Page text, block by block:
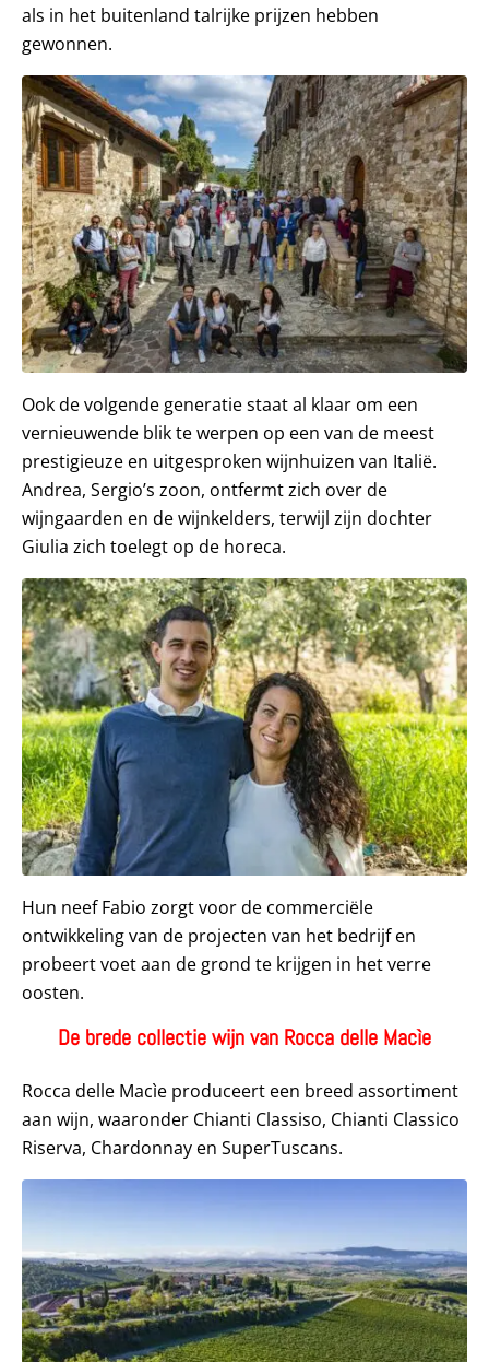
als in het buitenland talrijke prijzen hebben
gewonnen.
Ook de volgende generatie staat al klaar om een
vernieuwende blik te werpen op een van de meest
prestigieuze en uitgesproken wijnhuizen van Italië.
Andrea, Sergio’s zoon, ontfermt zich over de
wijngaarden en de wijnkelders, terwijl zijn dochter
Giulia zich toelegt op de horeca.
Hun neef Fabio zorgt voor de commerciële
ontwikkeling van de projecten van het bedrijf en
probeert voet aan de grond te krijgen in het verre
oosten.
De brede collectie wijn van Rocca delle Macìe
Rocca delle Macìe produceert een breed assortiment
aan wijn, waaronder Chianti Classiso, Chianti Classico
Riserva, Chardonnay en SuperTuscans.